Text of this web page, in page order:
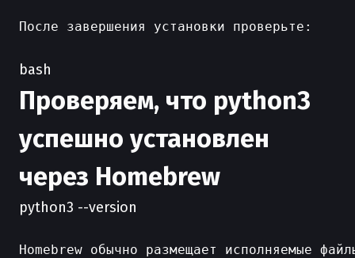
После завершения установки проверьте:
bash
Проверяем, что python3
успешно установлен
через Homebrew
python3 --version
Homebrew обычно размещает